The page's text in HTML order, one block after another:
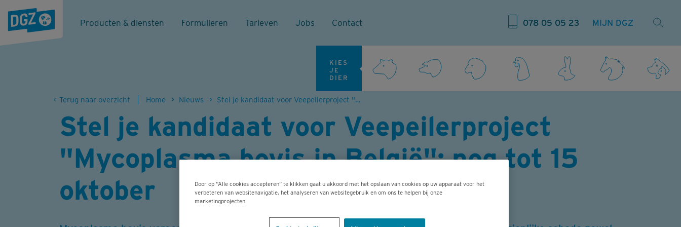
Producten & diensten Formulieren Tarieven Jobs Contact 078 05 05 23 MIJN DGZ
KIES
JE
DIER
Terug naar overzicht Home Nieuws Stel je kandidaat voor Veepeilerproject "Mycoplasma bovis in België": nog tot 15 oktober
Stel je kandidaat voor Veepeilerproject
"Mycoplasma bovis in België": nog tot 15
oktober
Door op “Alle cookies accepteren” te klikken gaat u akkoord met het opslaan van cookies op uw apparaat voor het
verbeteren van websitenavigatie, het analyseren van websitegebruik en om ons te helpen bij onze
marketingprojecten.